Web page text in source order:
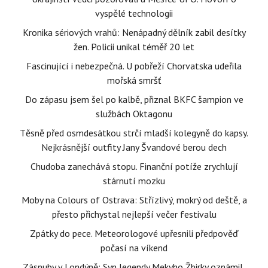
vyspělé technologii
Kronika sériových vrahů: Nenápadný dělník zabil desítky
žen. Policii unikal téměř 20 let
Fascinující i nebezpečná. U pobřeží Chorvatska udeřila
mořská smršť
Do zápasu jsem šel po kalbě, přiznal BKFC šampion ve
službách Oktagonu
Těsně před osmdesátkou strčí mladší kolegyně do kapsy.
Nejkrásnější outfity Jany Švandové berou dech
Chudoba zanechává stopu. Finanční potíže zrychlují
stárnutí mozku
Moby na Colours of Ostrava: Střízlivý, mokrý od deště, a
přesto přichystal nejlepší večer festivalu
Zpátky do pece. Meteorologové upřesnili předpověď
počasí na víkend